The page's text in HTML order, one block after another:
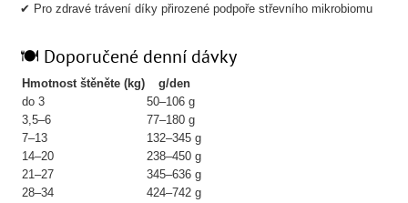
✔ Pro zdravé trávení díky přirozené podpoře střevního mikrobiomu
🍽️ Doporučené denní dávky
Hmotnost štěněte (kg)
g/den
do 3
50–106 g
3,5–6
77–180 g
7–13
132–345 g
14–20
238–450 g
21–27
345–636 g
28–34
424–742 g